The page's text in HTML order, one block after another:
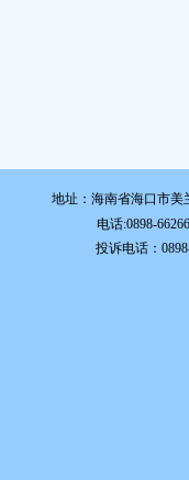
地址：海南省海口市美
电话:0898-
投诉电话：